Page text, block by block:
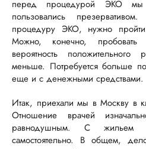
перед процедурой ЭКО мы
пользовались
процедуру ЭКО, нужно
Можно, конечно,
вероятность положительного
меньше. Потребуется больше
еще и с денежными средствами.
Итак, приехали мы в Москву в
Отношение врачей
равнодушным. С жильем
самостоятельно. В общем,